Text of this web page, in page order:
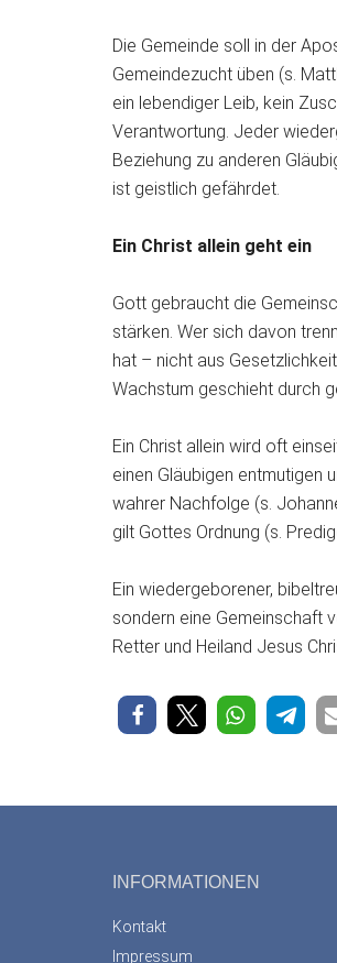
Die Gemeinde soll in der
Gemeindezucht üben (s.
ein lebendiger Leib, kein
Verantwortung. Jeder
Beziehung zu anderen
ist geistlich gefährdet.
Ein Christ allein geht ein
Gott gebraucht die
stärken. Wer sich davon
hat – nicht aus
Wachstum geschieht durch
Ein Christ allein wird oft
einen Gläubigen entmutigen
wahrer Nachfolge (s.
gilt Gottes Ordnung (s.
Ein wiedergeborener,
sondern eine Gemeinschaft
Retter und Heiland Jesus
INFORMATIONEN
Kontakt
Impressum